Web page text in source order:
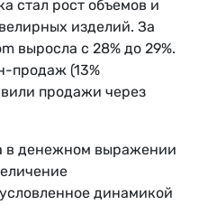
стал рост объемов и
изделий. За
выросла с 28% до 29%.
продаж (13%
продажи через
в денежном выражении
динамикой